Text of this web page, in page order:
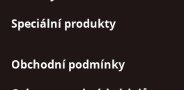
Speciální produkty
Obchodní podmínky